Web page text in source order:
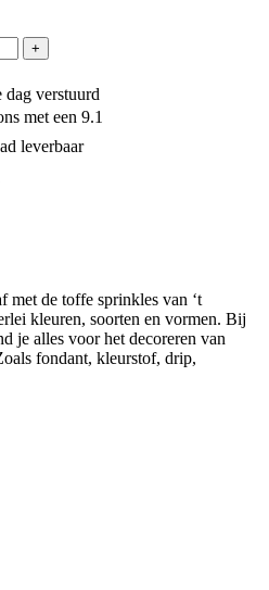
+
dag verstuurd
met een 9.1
leverbaar
met de toffe sprinkles van ‘t
kleuren, soorten en vormen. Bij
je alles voor het decoreren van
fondant, kleurstof, drip,